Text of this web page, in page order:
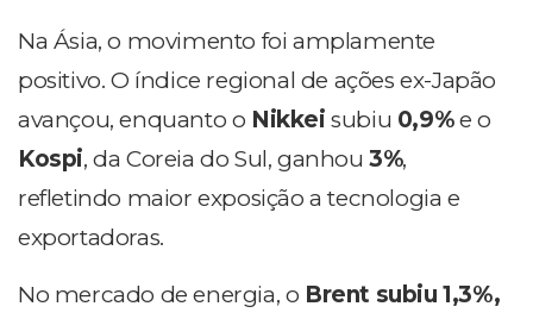
Na Ásia, o movimento foi amplamente
positivo. O índice regional de ações ex-Japão
avançou, enquanto o Nikkei subiu 0,9%e o
Kospi, da Coreia do Sul, ganhou3%,
refletindo maior exposição a tecnologia e
exportadoras.
No mercado de energia, o Brent subiu 1,3%,